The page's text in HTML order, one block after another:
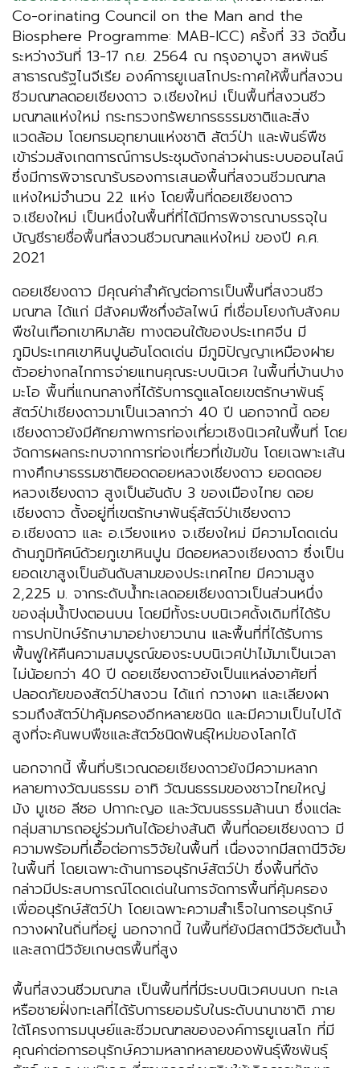
Co-orinating Council on the Man and the
Biosphere Programme: MAB-ICC) ครั้งที่ 33 จัดขึ้น
ระหว่างวันที่ 13-17 ก.ย. 2564 ณ กรุงอาบูจา สหพันธ์
สาธารณรัฐไนจีเรีย องค์การยูเนสโกประกาศให้พื้นที่สงวน
ชีวมณฑลดอยเชียงดาว จ.เชียงใหม่ เป็นพื้นที่สงวนชีว
มณฑลแห่งใหม่ กระทรวงทรัพยากรธรรมชาติและสิ่ง
แวดล้อม โดยกรมอุทยานแห่งชาติ สัตว์ป่า และพันธ์พืช
เข้าร่วมสังเกตการณ์การประชุมดังกล่าวผ่านระบบออนไลน์
ซึ่งมีการพิจารณารับรองการเสนอพื้นที่สงวนชีวมณฑล
แห่งใหม่จำนวน 22 แห่ง โดยพื้นที่ดอยเชียงดาว
จ.เชียงใหม่ เป็นหนึ่งในพื้นที่ที่ได้มีการพิจารณาบรรจุใน
บัญชีรายชื่อพื้นที่สงวนชีวมณฑลแห่งใหม่ ของปี ค.ศ.
2021
ดอยเชียงดาว มีคุณค่าสำคัญต่อการเป็นพื้นที่สงวนชีว
มณฑล ได้แก่ มีสังคมพืชกึ่งอัลไพน์ ที่เชื่อมโยงกับสังคม
พืชในเทือกเขาหิมาลัย ทางตอนใต้ของประเทศจีน มี
ภูมิประเทศเขาหินปูนอันโดดเด่น มีภูมิปัญญาเหมืองฝาย
ตัวอย่างกลไกการจ่ายแทนคุณระบบนิเวศ ในพื้นที่บ้านปาง
มะโอ พื้นที่แกนกลางที่ได้รับการดูแลโดยเขตรักษาพันธุ์
สัตว์ป่าเชียงดาวมาเป็นเวลากว่า 40 ปี นอกจากนี้ ดอย
เชียงดาวยังมีศักยภาพการท่องเที่ยวเชิงนิเวศในพื้นที่ โดย
จัดการผลกระทบจากการท่องเที่ยวที่เข้มข้น โดยเฉพาะเส้น
ทางศึกษาธรรมชาติยอดดอยหลวงเชียงดาว ยอดดอย
หลวงเชียงดาว สูงเป็นอันดับ 3 ของเมืองไทย ดอย
เชียงดาว ตั้งอยู่ที่เขตรักษาพันธุ์สัตว์ป่าเชียงดาว
อ.เชียงดาว และ อ.เวียงแหง จ.เชียงใหม่ มีความโดดเด่น
ด้านภูมิทัศน์ด้วยภูเขาหินปูน มีดอยหลวงเชียงดาว ซึ่งเป็น
ยอดเขาสูงเป็นอันดับสามของประเทศไทย มีความสูง
2,225 ม. จากระดับน้ำทะเลดอยเชียงดาวเป็นส่วนหนึ่ง
ของลุ่มน้ำปิงตอนบน โดยมีทั้งระบบนิเวศดั้งเดิมที่ได้รับ
การปกปักษ์รักษามาอย่างยาวนาน และพื้นที่ที่ได้รับการ
ฟื้นฟูให้คืนความสมบูรณ์ของระบบนิเวศป่าไม้มาเป็นเวลา
ไม่น้อยกว่า 40 ปี ดอยเชียงดาวยังเป็นแหล่งอาศัยที่
ปลอดภัยของสัตว์ป่าสงวน ได้แก่ กวางผา และเลียงผา
รวมถึงสัตว์ป่าคุ้มครองอีกหลายชนิด และมีความเป็นไปได้
สูงที่จะค้นพบพืชและสัตว์ชนิดพันธุ์ใหม่ของโลกได้
นอกจากนี้ พื้นที่บริเวณดอยเชียงดาวยังมีความหลาก
หลายทางวัฒนธรรม อาทิ วัฒนธรรมของชาวไทยใหญ่
ม้ง มูเซอ ลีซอ ปกากะญอ และวัฒนธรรมล้านนา ซึ่งแต่ละ
กลุ่มสามารถอยู่ร่วมกันได้อย่างสันติ พื้นที่ดอยเชียงดาว มี
ความพร้อมที่เอื้อต่อการวิจัยในพื้นที่ เนื่องจากมีสถานีวิจัย
ในพื้นที่ โดยเฉพาะด้านการอนุรักษ์สัตว์ป่า ซึ่งพื้นที่ดัง
กล่าวมีประสบการณ์โดดเด่นในการจัดการพื้นที่คุ้มครอง
เพื่ออนุรักษ์สัตว์ป่า โดยเฉพาะความสำเร็จในการอนุรักษ์
กวางผาในถิ่นที่อยู่ นอกจากนี้ ในพื้นที่ยังมีสถานีวิจัยต้นน้ำ
และสถานีวิจัยเกษตรพื้นที่สูง
พื้นที่สงวนชีวมณฑล เป็นพื้นที่ที่มีระบบนิเวศบนบก ทะเล
หรือชายฝั่งทะเลที่ได้รับการยอมรับในระดับนานาชาติ ภาย
ใต้โครงการมนุษย์และชีวมณฑลขององค์การยูเนสโก ที่มี
คุณค่าต่อการอนุรักษ์ความหลากหลายของพันธุ์พืชพันธุ์